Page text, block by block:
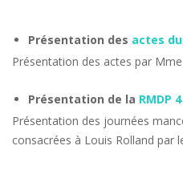
Présentation des actes
Présentation des actes par
Présentation de la RMDP 4
Présentation des journées
consacrées à Louis Rolland par